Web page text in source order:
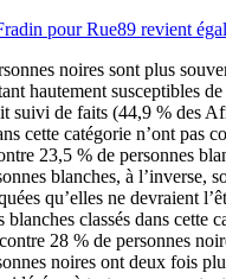
pour Rue89 revient
noires sont plus
hautement susceptibles
suivi de faits (44,9 % des
cette catégorie n’ont pas
23,5 % de personnes
blanches, à l’inverse,
qu’elles ne devraient
blanches classés dans cette
28 % de personnes
noires ont deux fois